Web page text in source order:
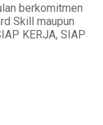
berkomitmen
Skill maupun
KERJA, SIAP